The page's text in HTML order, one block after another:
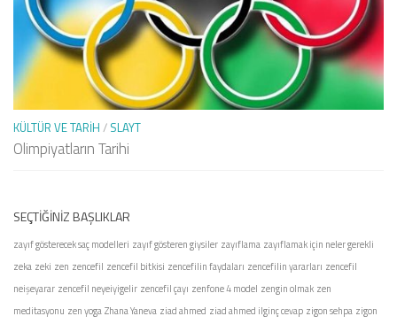
KÜLTÜR VE TARIH / SLAYT
Olimpiyatların Tarihi
SEÇTIĞINIZ BAŞLIKLAR
zayıf gösterecek saç modelleri zayıf gösteren giysiler zayıflama zayıflamak için neler gerekli
zeka zeki zen zencefil zencefil bitkisi zencefilin faydaları zencefilin yararları zencefil
neişeyarar zencefil neyeiyigelir zencefil çayı zenfone 4 model zengin olmak zen
meditasyonu zen yogaZhana Yaneva ziad ahmed ziad ahmed ilginç cevap zigon sehpa zigon